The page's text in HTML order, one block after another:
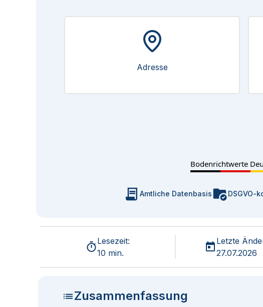
Adresse
Bodenrichtwerte
Amtliche Datenbasis DSGVO-
Lesezeit:
10 min.
Letzte
27.07.2026
Zusammenfassung